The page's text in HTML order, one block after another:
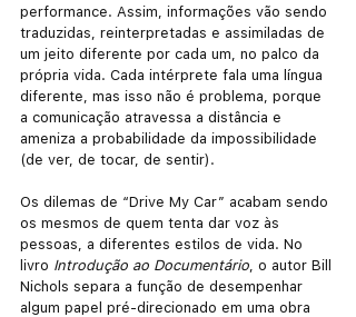
performance. Assim, informações vão sendo
traduzidas, reinterpretadas e assimiladas de
um jeito diferente por cada um, no palco da
própria vida. Cada intérprete fala uma língua
diferente, mas isso não é problema, porque
a comunicação atravessa a distância e
ameniza a probabilidade da impossibilidade
(de ver, de tocar, de sentir).
Os dilemas de “Drive My Car” acabam sendo
os mesmos de quem tenta dar voz às
pessoas, a diferentes estilos de vida. No
livro Introdução ao Documentário , o autor Bill
Nichols separa a função de desempenhar
algum papel pré-direcionado em uma obra